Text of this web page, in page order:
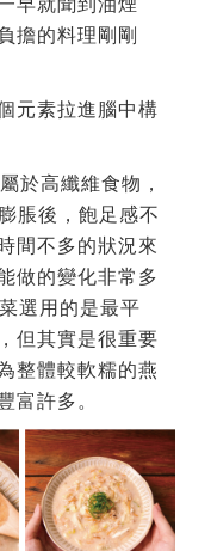
早就聞到油煙
擔的料理剛剛
元素拉進腦中構
於高纖維食物，
脹後，飽足感不
間不多的狀況來
做的變化非常多
選用的是最平
但其實是很重要
整體較軟糯的燕
富許多。